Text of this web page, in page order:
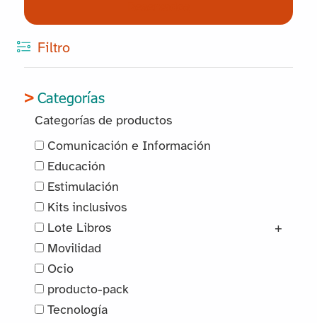
Filtro
Categorías
Categorías de productos
Comunicación e Información
Educación
Estimulación
Kits inclusivos
Lote Libros
+
Movilidad
Ocio
producto-pack
Tecnología